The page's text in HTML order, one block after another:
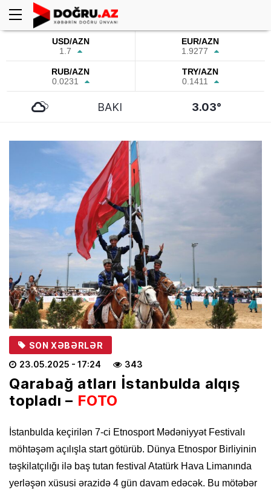
USD/AZN
1.7
EUR/AZN
1.9277
RUB/AZN
0.0231
TRY/AZN
0.1411
BAKI 3.03°
SON XƏBƏRLƏR
23.05.2025 - 17:24 343
Qarabağ atları İstanbulda alqış
topladı – FOTO
İstanbulda keçirilən 7-ci Etnosport Mədəniyyət Festivalı
möhtəşəm açılışla start götürüb. Dünya Etnospor Birliyinin
təşkilatçılığı ilə baş tutan festival Atatürk Hava Limanında
yerləşən xüsusi ərazidə 4 gün davam edəcək. Bu mötəbər